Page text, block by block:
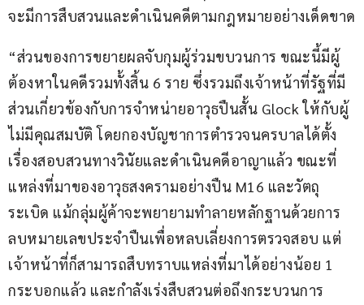
จะมีการสืบสวนและดำเนินคดีตามกฎหมายอย่างเด็ดขาด
“ส่วนของการขยายผลจับกุมผู้ร่วมขบวนการ ขณะนี้มีผู้
ต้องหาในคดีรวมทั้งสิ้น 6 ราย ซึ่งรวมถึงเจ้าหน้าที่รัฐที่มี
ส่วนเกี่ยวข้องกับการจำหน่ายอาวุธปืนสั้น Glock ให้กับผู้
ไม่มีคุณสมบัติ โดยกองบัญชาการตำรวจนครบาลได้ตั้ง
เรื่องสอบสวนทางวินัยและดำเนินคดีอาญาแล้ว ขณะที่
แหล่งที่มาของอาวุธสงครามอย่างปืน M16 และวัตถุ
ระเบิด แม้กลุ่มผู้ค้าจะพยายามทำลายหลักฐานด้วยการ
ลบหมายเลขประจำปืนเพื่อหลบเลี่ยงการตรวจสอบ แต่
เจ้าหน้าที่ก็สามารถสืบทราบแหล่งที่มาได้อย่างน้อย 1
กระบอกแล้ว และกำลังเร่งสืบสวนต่อถึงกระบวนการ